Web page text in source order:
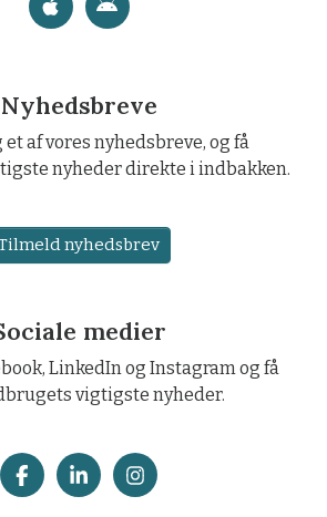
Nyhedsbreve
af vores nyhedsbreve, og få
nyheder direkte i indbakken.
nyhedsbrev
medier
LinkedIn og Instagram og få
vigtigste nyheder.